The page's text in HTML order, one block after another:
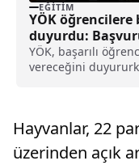
EĞITIM
YÖK
duyurdu:
YÖK, başarılı
vereceğini
Hayvanlar, 22
üzerinden açık